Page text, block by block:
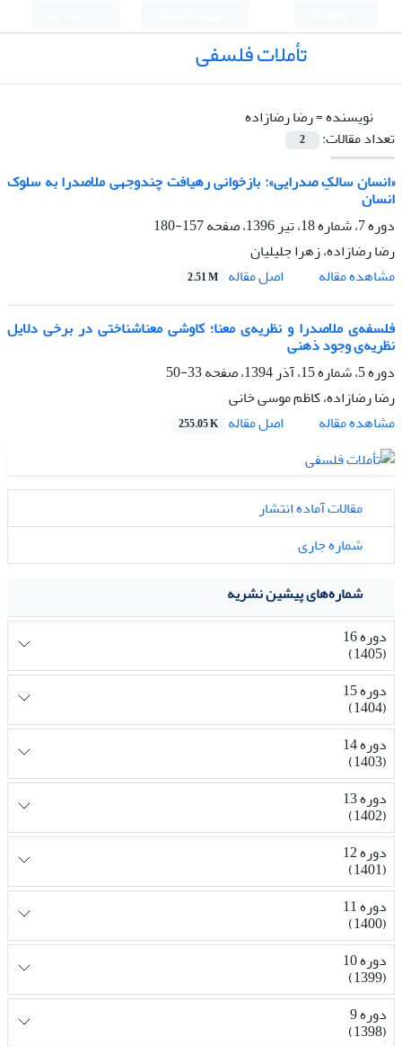
تأملات فلسفی
نویسنده =رضا رضازاده
تعداد مقالات:
2
«انسان سالکِ صدرایی»: بازخوانی رهیافت‌ چندوجهی ملاصدرا به سلوک
انسان
دوره 7، شماره 18، تیر 1396، صفحه
157-180
رضا رضازاده، زهرا جلیلیان
مشاهده مقاله
اصل مقاله 2.51 M
فلسفه‌ی ملاصدرا و نظریه‌ی‌ معنا؛ کاوشی معناشناختی در برخی دلایل
نظریه‌ی وجود ذهنی
دوره 5، شماره 15، آذر 1394، صفحه
33-50
رضا رضازاده، کاظم موسی خانی
مشاهده مقاله
اصل مقاله 255.05 K
مقالات آماده انتشار
شماره جاری
شماره‌های پیشین نشریه
دوره 16
(1405)
دوره 15
(1404)
دوره 14
(1403)
دوره 13
(1402)
دوره 12
(1401)
دوره 11
(1400)
دوره 10
(1399)
دوره 9
(1398)